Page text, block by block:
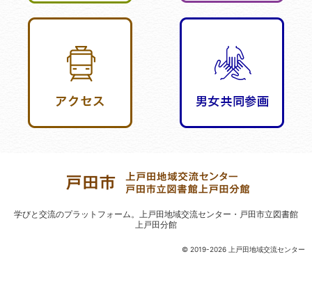
© 2019-2026 上戸田地域交流センター
学びと交流のプラットフォーム。
上戸田地域交流センター・戸田市立図書館
上戸田分館